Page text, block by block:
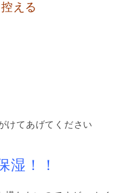
える
けてあげてください
湿！！